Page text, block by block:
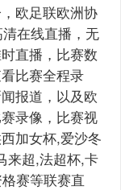
欧足联欧洲协
在线直播，无
直播，比赛数
比赛全程录
报道，以及欧
录像，比赛视
加女杯,爱沙冬
来超,法超杯,卡
赛等联赛直